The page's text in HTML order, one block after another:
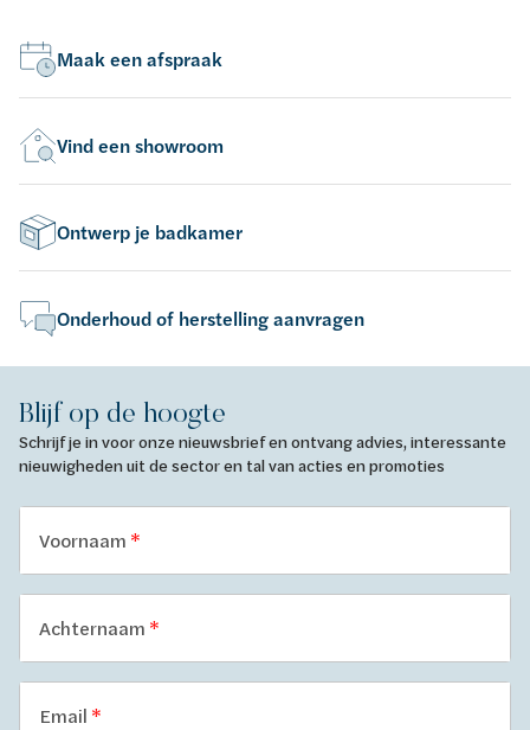
Maak een afspraak
Vind een showroom
Ontwerp je badkamer
Onderhoud of herstelling aanvragen
Blijf op de hoogte
Schrijf je in voor onze nieuwsbrief en ontvang advies, interessante
nieuwigheden uit de sector en tal van acties en promoties
Voornaam
Achternaam
Email